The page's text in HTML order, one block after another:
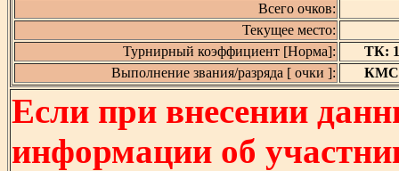
Всего очков:
Текущее место:
Турнирный коэффициент [Норма]:
ТК: 1
Выполнение звания/разряда [ очки ]:
КМС
Если при внесении
информации об